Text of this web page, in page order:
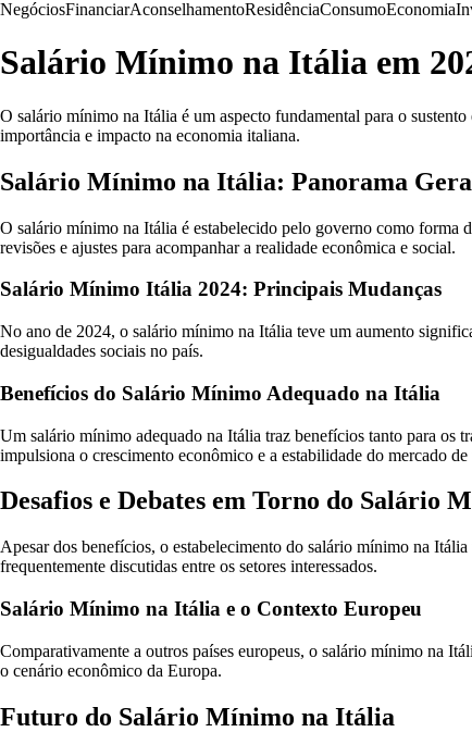
NegóciosFinanciarAconselhamentoResidênciaConsumoEconomia
Salário Mínimo na Itália em
O salário mínimo na Itália é um aspecto fundamental para o
importância e impacto na economia italiana.
Salário Mínimo na Itália: Panorama
O salário mínimo na Itália é estabelecido pelo governo como forma
revisões e ajustes para acompanhar a realidade econômica e social.
Salário Mínimo Itália 2024: Principais Mudanças
No ano de 2024, o salário mínimo na Itália teve um aumento
desigualdades sociais no país.
Benefícios do Salário Mínimo Adequado na Itália
Um salário mínimo adequado na Itália traz benefícios tanto para os
impulsiona o crescimento econômico e a estabilidade do mercado de
Desafios e Debates em Torno do Salário
Apesar dos benefícios, o estabelecimento do salário mínimo na
frequentemente discutidas entre os setores interessados.
Salário Mínimo na Itália e o Contexto Europeu
Comparativamente a outros países europeus, o salário mínimo na
o cenário econômico da Europa.
Futuro do Salário Mínimo na Itália